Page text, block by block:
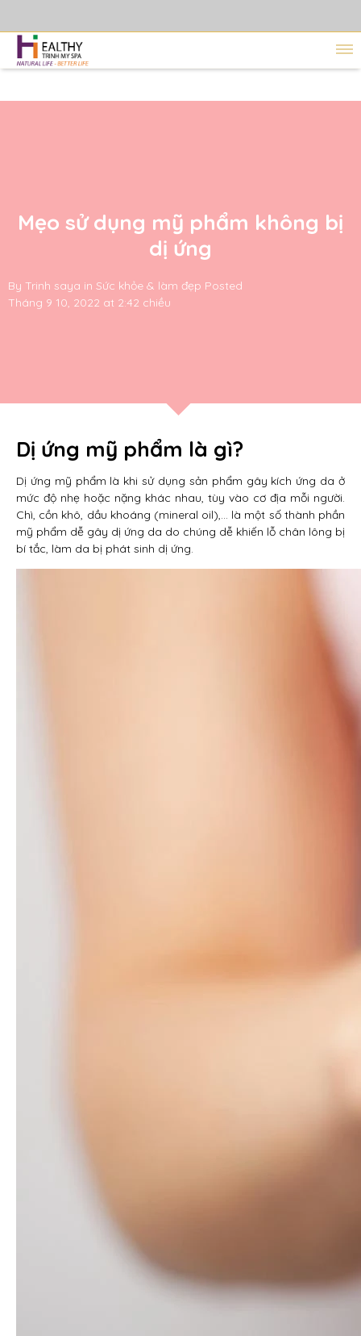
Mẹo sử dụng mỹ phẩm không bị
dị ứng
By Trinh saya in Sức khỏe & làm đẹp Posted
Tháng 9 10, 2022 at 2:42 chiều
Dị ứng mỹ phẩm là gì?
Dị ứng mỹ phẩm là khi sử dụng sản phẩm gây kích ứng da ở
mức độ nhẹ hoặc nặng khác nhau, tùy vào cơ địa mỗi người.
Chì, cồn khô, dầu khoáng (mineral oil),… là một số thành phần
mỹ phẩm dễ gây dị ứng da do chúng dễ khiến lỗ chân lông bị
bí tắc, làm da bị phát sinh dị ứng.